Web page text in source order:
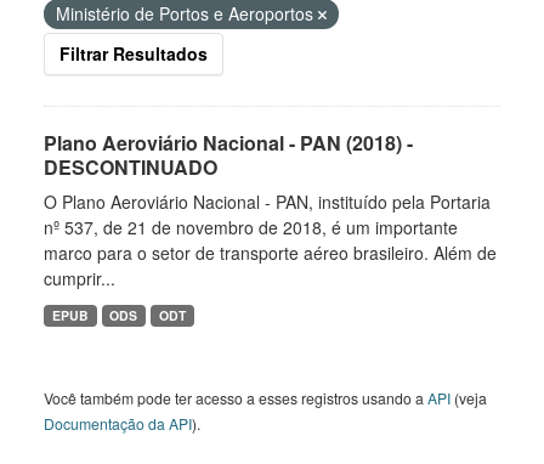
Ministério de Portos e Aeroportos
Filtrar Resultados
Plano Aeroviário Nacional - PAN (2018) -
DESCONTINUADO
O Plano Aeroviário Nacional - PAN, instituído pela Portaria
nº 537, de 21 de novembro de 2018, é um importante
marco para o setor de transporte aéreo brasileiro. Além de
cumprir...
EPUB ODS ODT
Você também pode ter acesso a esses registros usando a API (veja
Documentação da API).